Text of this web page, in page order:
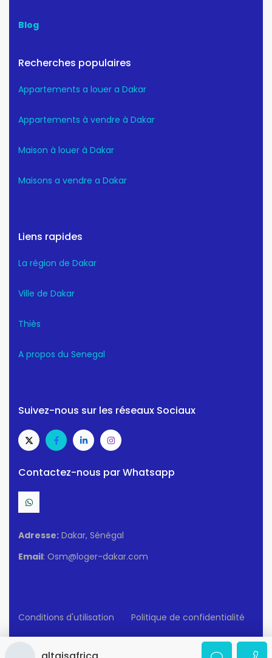
Blog
Recherches populaires
Appartements a louer a Dakar
Appartements à vendre à Dakar
Maison à louer à Dakar
Maisons a vendre a Dakar
Liens rapides
La région de Dakar
Ville de Dakar
Thiès
A propos du Senegal
Suivez-nous sur les réseaux Sociaux
Contactez-nous par Whatsapp
Adresse: Dakar, Sénégal
Email: Osm@loger-dakar.com
Conditions d'utilisation Politique de confidentialité
© 2025 Loger-Dakar. Tous Droits Réservés.